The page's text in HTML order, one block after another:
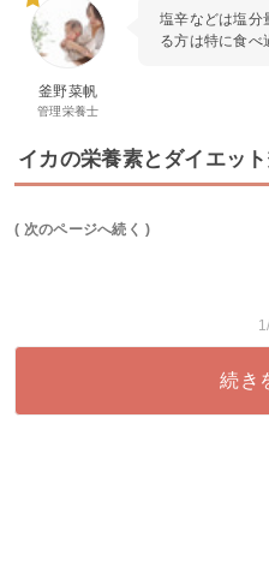
釜野菜帆
管理栄養士
塩辛などは塩分
る方は特に食
イカの栄養素とダイエッ
( 次のページへ続く )
続き